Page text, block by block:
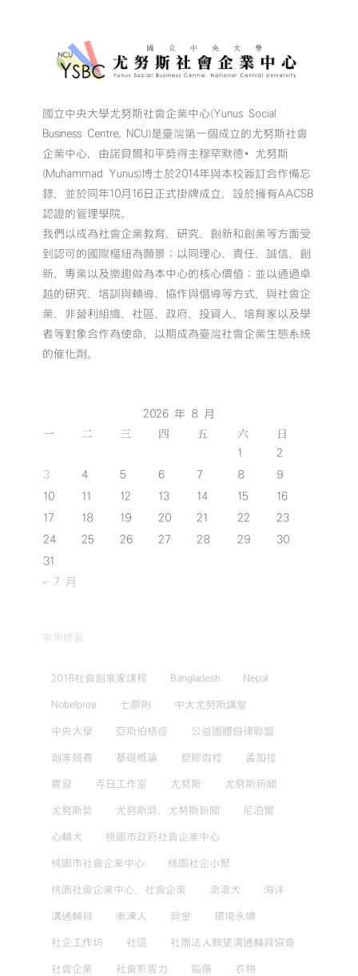
國立中央大學尤努斯社會企業中心(Yunus Social
Business Centre, NCU)是臺灣第一個成立的尤努斯社會
企業中心，由諾貝爾和平獎得主穆罕默德•尤努斯
(Muhammad Yunus)博士於2014年與本校簽訂合作備忘
錄，並於同年10月16日正式掛牌成立，設於擁有AACSB
認證的管理學院。
我們以成為社會企業教育、研究、創新和創業等方面受
到認可的國際樞紐為願景；以同理心、責任、誠信、創
新、專業以及樂趣做為本中心的核心價值；並以通過卓
越的研究、培訓與輔導、協作與倡導等方式，與社會企
業、非營利組織、社區、政府、投資人、培育家以及學
者等對象合作為使命，以期成為臺灣社會企業生態系統
的催化劑。
2026 年 8 月
一 二 三 四 五 六 日
1
2
3
4 5 6 7 8
9
10
11 12 13 14 15
16
17
18 19 20 21 22
23
24
25 26 27 28 29
30
31
« 7 月
常用標籤
2018社會創業家課程 Bangladesh Nepal
Nobelprize 七原則 中大尤努斯講堂
中央大學 亞斯伯格症 公益團體自律聯盟
創業競賽 基礎概論 塑膠微粒 孟加拉
實習 寺日工作室 尤努斯 尤努斯新聞
尤努斯獎 尤努斯獎，尤努斯新聞 尼泊爾
心輔犬 桃園市政府社會企業中心
桃園市社會企業中心 桃園社企小聚
桃園社會企業中心，社會企業 流浪犬 海洋
溝通輔具 漸凍人 獎金 環境永續
社企工作坊 社區 社團法人麒望溝通輔具協會
社會企業 社會影響力 腦傷 衣物